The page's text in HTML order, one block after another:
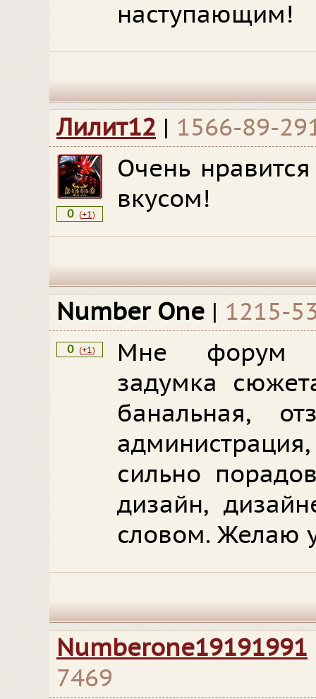
наступающим!
Лилит12 | 1566-89-
0 (+1)
Очень
вкусом!
Number One | 1215-
0 (+1)
Мне форум
задумка
банальная,
сильно
дизайн,
словом. Желаю
Numberone19191991
7469